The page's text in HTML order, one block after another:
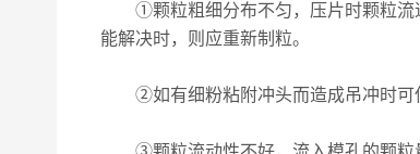
①颗粒粗细分布不匀，压片时颗粒流速
能解决时，则应重新制粒。
②如有细粉粘附冲头而造成吊冲时可使